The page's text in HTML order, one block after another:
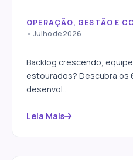
Quando
OPERAÇÃO, GESTÃO E
• Julho de 2026
Backlog crescendo,
estourados? Descubra os
desenvol...
Leia Mais